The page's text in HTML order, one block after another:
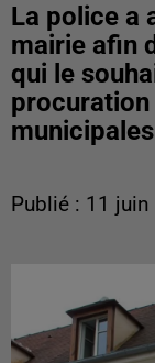
La police a
mairie afin
qui le
procuration
municipales
Publié : 11